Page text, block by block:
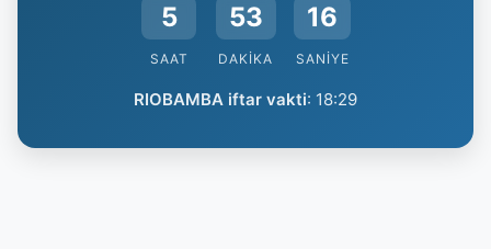
5
SAAT
53
DAKIKA
15
SANIYE
RIOBAMBA iftar vakti: 18:29